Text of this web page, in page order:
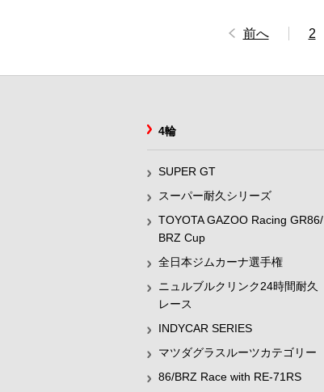
前へ 2
4輪
SUPER GT
スーパー耐久シリーズ
TOYOTA GAZOO Racing GR86/
BRZ Cup
全日本ジムカーナ選手権
ニュルブルクリンク24時間耐久
レース
INDYCAR SERIES
マツダグラスルーツカテゴリー
86/BRZ Race with RE-71RS